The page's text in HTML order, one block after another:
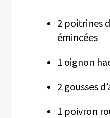
2 poitrines
émincées
1 oignon
2 gousses
1 poivron